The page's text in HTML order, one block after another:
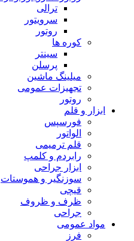
ترالی
سرویتور
روتور
کوره ها
سینتر
پرسلن
میلینگ ماشین
تجهیزات عمومی
روتور
ابزار و قلم
فورسپس
الواتور
قلم ترمیمی
رابردم و کلمپ
ابزار جراحی
سوزنگیر و هموستات
قیچی
ظرف و ظروف
جراحی
مواد عمومی
فرز